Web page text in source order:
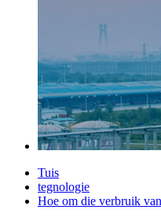
Tuis
tegnologie
Hoe om die verbruik